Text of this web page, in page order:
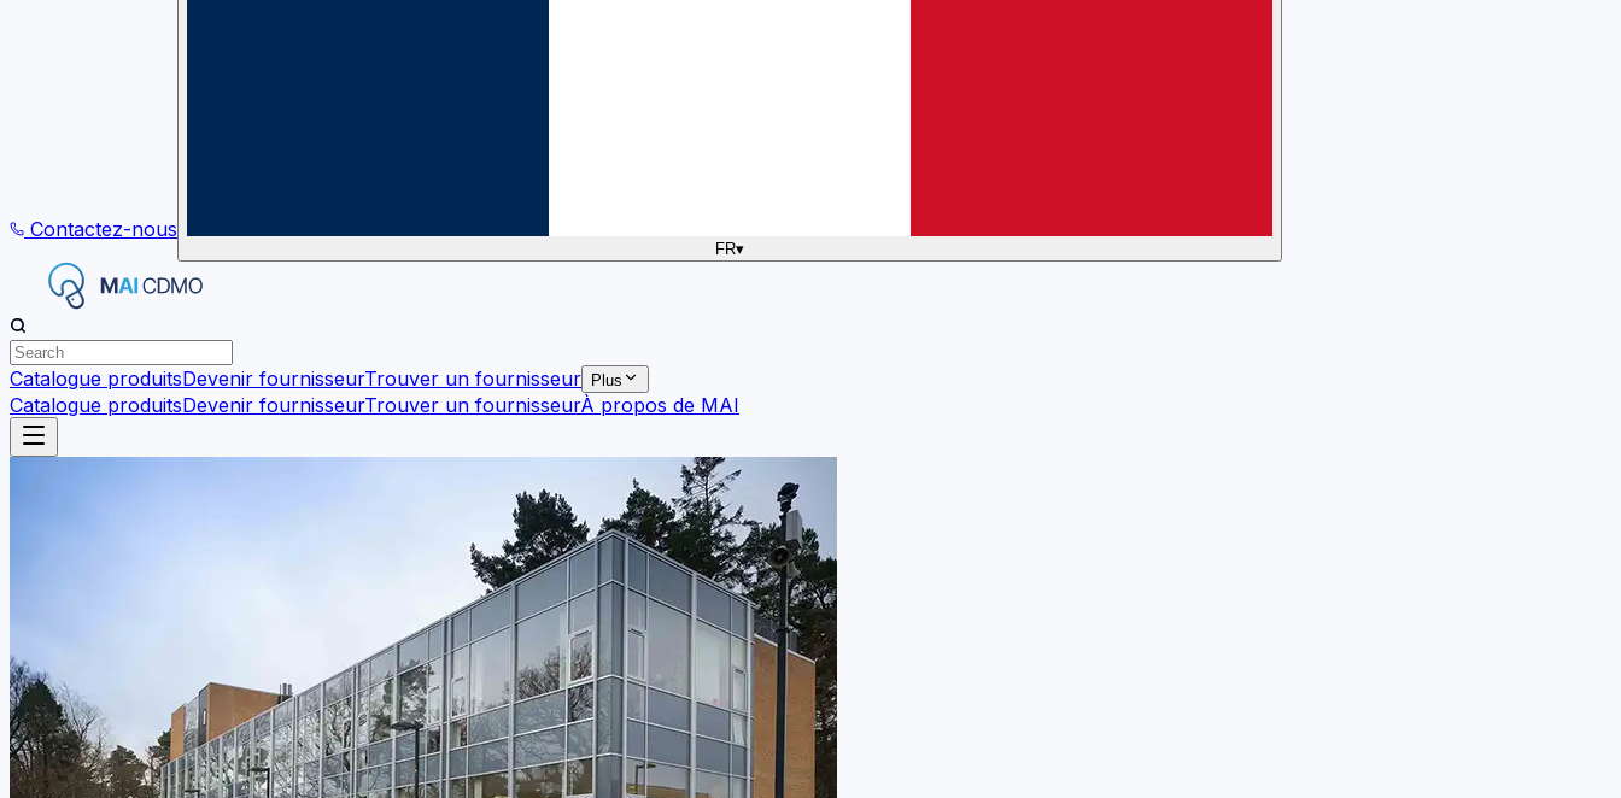
Contactez-nous
FR▾
Catalogue produitsDevenir fournisseurTrouver un fournisseur Plus
Catalogue produitsDevenir fournisseurTrouver un fournisseurÀ propos de MAI